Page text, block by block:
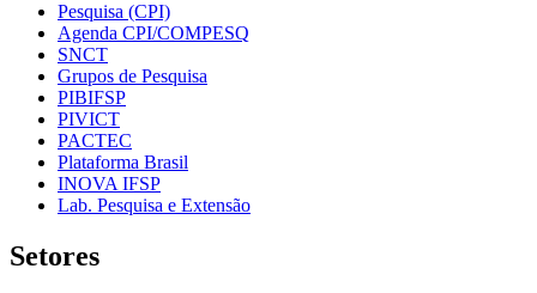
Pesquisa (CPI)
Agenda CPI/COMPESQ
SNCT
Grupos de Pesquisa
PIBIFSP
PIVICT
PACTEC
Plataforma Brasil
INOVA IFSP
Lab. Pesquisa e Extensão
Setores